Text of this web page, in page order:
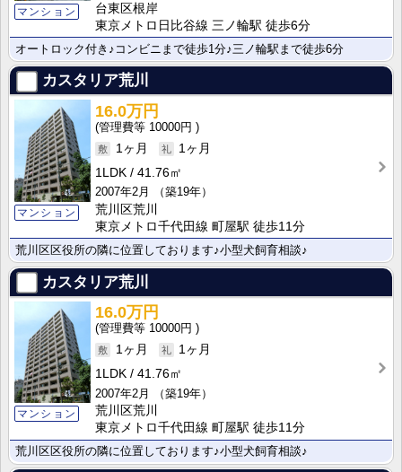
マンション
台東区根岸
東京メトロ日比谷線 三ノ輪駅 徒歩6分
オートロック付き♪コンビニまで徒歩1分♪三ノ輪駅まで徒歩6分
カスタリア荒川
マンション
16.0万円
10000円
1ヶ月
1ヶ月
1LDK
41.76㎡
2007年2月
（築19年）
荒川区荒川
東京メトロ千代田線 町屋駅 徒歩11分
荒川区区役所の隣に位置しております♪小型犬飼育相談♪
カスタリア荒川
マンション
16.0万円
10000円
1ヶ月
1ヶ月
1LDK
41.76㎡
2007年2月
（築19年）
荒川区荒川
東京メトロ千代田線 町屋駅 徒歩11分
荒川区区役所の隣に位置しております♪小型犬飼育相談♪